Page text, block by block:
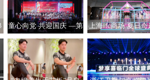
童心向党 共迎国庆 —第
六届“华韵之声”语文朗
读大会总展演在京隆重
举行
上海ifc商场 夏日奇
拟互动艺术展